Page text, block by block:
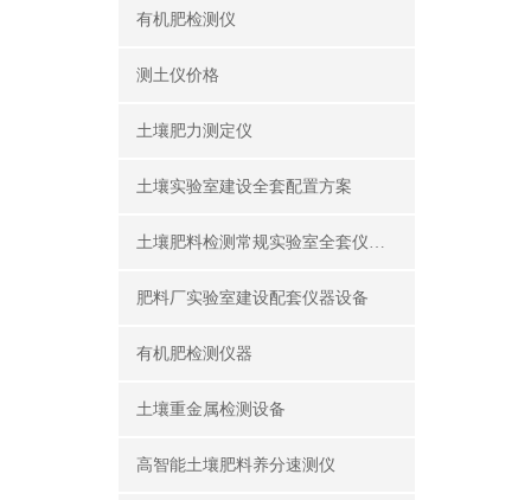
有机肥检测仪
测土仪价格
土壤肥力测定仪
土壤实验室建设全套配置方案
土壤肥料检测常规实验室全套仪器设备
肥料厂实验室建设配套仪器设备
有机肥检测仪器
土壤重金属检测设备
高智能土壤肥料养分速测仪